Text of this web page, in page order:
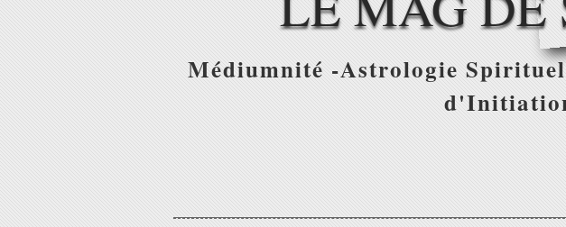
Médiumnité -Astrologie